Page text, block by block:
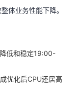
体业务性能下降。
低和稳定19:00-
优化后CPU还居高